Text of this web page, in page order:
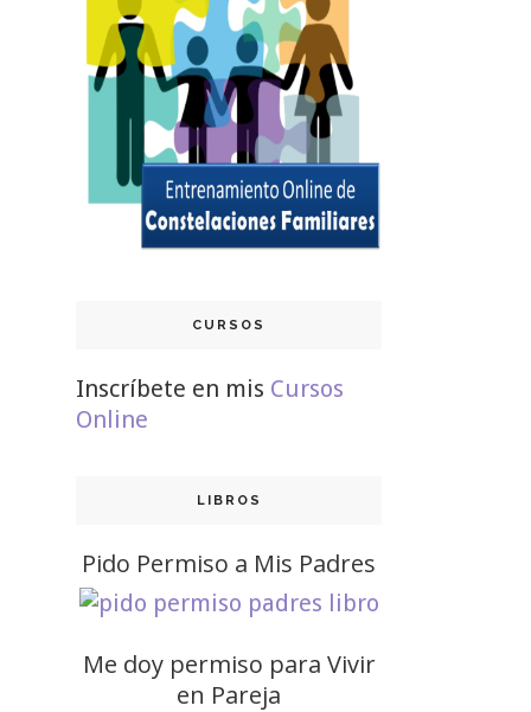
CURSOS
Inscríbete en mis Cursos
Online
LIBROS
Pido Permiso a Mis Padres
Me doy permiso para Vivir
en Pareja